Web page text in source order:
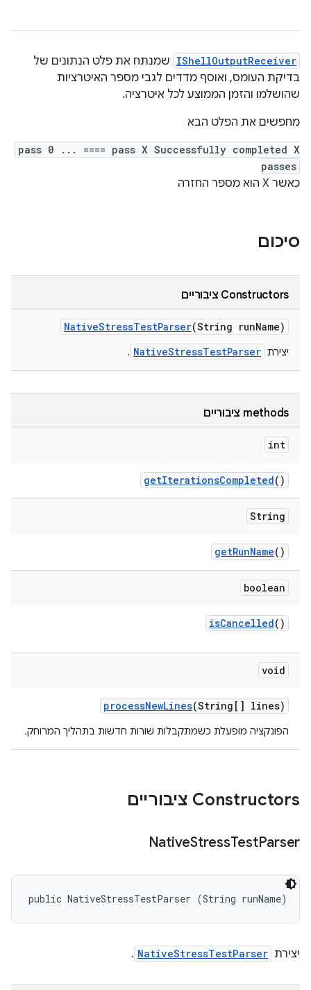
IShellOutputReceiver שמנתח את פלט הנתונים של
בדיקת העומס, ואוסף מדדים לגבי מספר האיטרציות
שהושלמו והזמן הממוצע לכל איטרציה.
מחפשים את הפלט הבא
pass 0 ... ==== pass X Successfully completed X
passes
כאשר X הוא מספר החזרה
סיכום
Constructors ציבוריים
NativeStressTestParser(String runName)
יצירת NativeStressTestParser
.
‫methods ציבוריים
int
getIterationsCompleted()
String
getRunName()
boolean
isCancelled()
void
processNewLines(String[] lines)
הפונקציה מופעלת כשמתקבלות שורות חדשות בתהליך המרוחק.
Constructors ציבוריים
NativeStressTestParser
public NativeStressTestParser (String runName)
יצירת NativeStressTestParser
.